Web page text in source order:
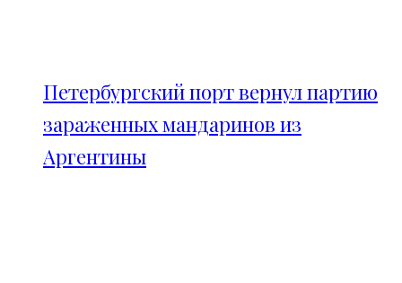
Петербургский порт вернул партию
зараженных мандаринов из
Аргентины